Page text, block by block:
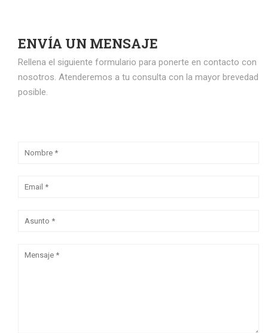
ENVÍA UN MENSAJE
Rellena el siguiente formulario para ponerte en contacto con
nosotros. Atenderemos a tu consulta con la mayor brevedad
posible.